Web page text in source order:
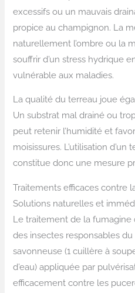
excessifs ou un mauvais
propice au champignon. La
naturellement l’ombre ou la
souffrir d’un stress hydrique
vulnérable aux maladies.
La qualité du terreau joue
Un substrat mal drainé ou
peut retenir l’humidité et
moisissures. L’utilisation
constitue donc une mesure
Traitements efficaces contre
Solutions naturelles et
Le traitement de la fumagine
des insectes responsables
savonneuse (1 cuillère à
d’eau) appliquée par
efficacement contre les